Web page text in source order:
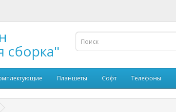
сборка"
Планшеты Софт Телефоны